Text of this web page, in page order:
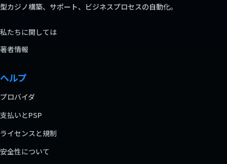
型カジノ構築、サポート、ビジネスプロセスの自動化。
私たちに関しては
著者情報
ヘルプ
プロバイダ
支払いとPSP
ライセンスと規制
安全性について